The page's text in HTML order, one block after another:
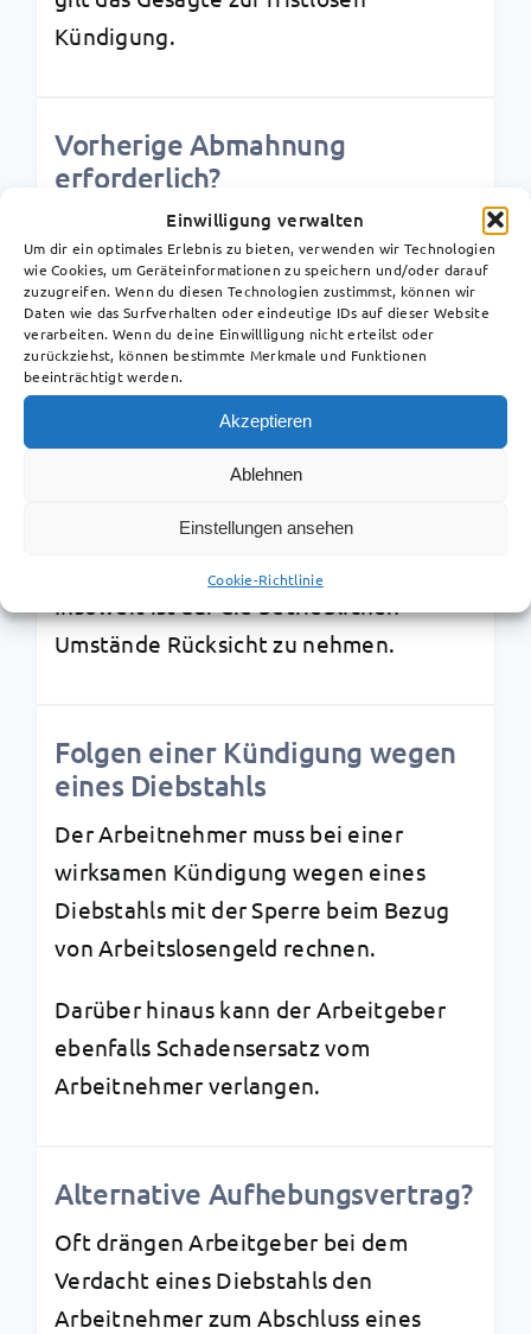
Einwilligung verwalten
Um dir ein optimales Erlebnis zu bieten, verwenden wir Technologien
wie Cookies, um Geräteinformationen zu speichern und/oder darauf
zuzugreifen. Wenn du diesen Technologien zustimmst, können wir
Daten wie das Surfverhalten oder eindeutige IDs auf dieser Website
verarbeiten. Wenn du deine Einwillligung nicht erteilst oder
zurückziehst, können bestimmte Merkmale und Funktionen
beeinträchtigt werden.
Akzeptieren
Ablehnen
Einstellungen ansehen
Cookie-Richtlinie
Kündigung.
Vorherige Abmahnung
erforderlich?
Von der Aussprache einer Kündigung
wegen eines Diebstahls oder des
Verdachts eines Diebstahls bedarf es
grundsätzlich keiner vorherigen
Abmahnung. Nur in sehr engen
Ausnahmesituationen kann eine solche
Abmahnung notwendig sein. Solche
Arbeitnehmer davon ausgehen durfte,
dass er eine Sache mitnehmen darf.
Insoweit ist auf die betrieblichen
Umstände Rücksicht zu nehmen.
Folgen einer Kündigung wegen
eines Diebstahls
Der Arbeitnehmer muss bei einer
wirksamen Kündigung wegen eines
Diebstahls mit der Sperre beim Bezug
von Arbeitslosengeld rechnen.
Darüber hinaus kann der Arbeitgeber
ebenfalls Schadensersatz vom
Arbeitnehmer verlangen.
Alternative Aufhebungsvertrag?
Oft drängen Arbeitgeber bei dem
Verdacht eines Diebstahls den
Arbeitnehmer zum Abschluss eines